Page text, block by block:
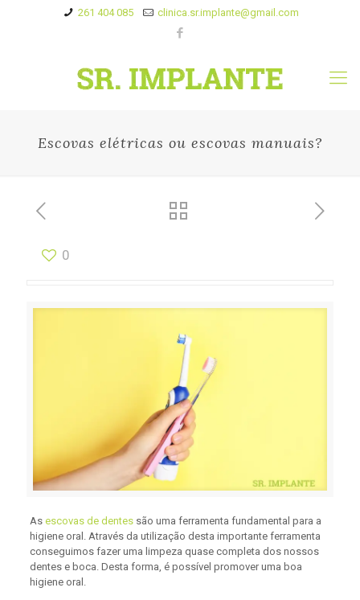
261 404 085 clinica.sr.implante@gmail.com
Escovas elétricas ou escovas manuais?
0
As escovas de dentessão uma ferramenta fundamental para a
higiene oral. Através da utilização desta importante ferramenta
conseguimos fazer uma limpeza quase completa dos nossos
dentes e boca. Desta forma, é possível promover uma boa
higiene oral.